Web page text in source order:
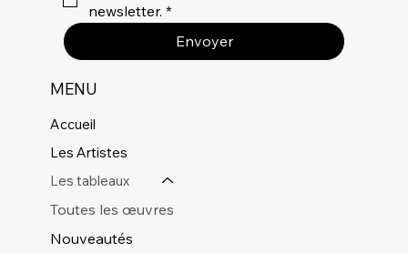
newsletter. *
Envoyer
MENU
Accueil
Les Artistes
Les tableaux
Toutes les œuvres
Nouveautés